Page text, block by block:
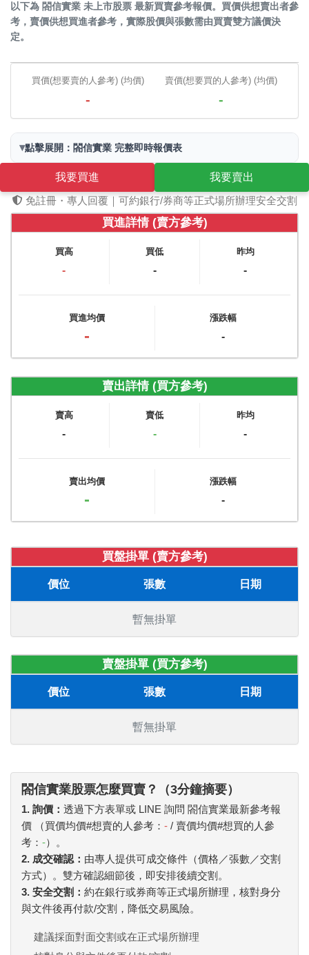
以下為 閤信實業 未上市股票 最新買賣參考報價。買價供想賣出者參
考，賣價供想買進者參考，實際股價與張數需由買賣雙方議價決
定。
買價(想要賣的人參考) (均價)
-
賣價(想要買的人參考) (均價)
-
▾點擊展開：閤信實業 完整即時報價表
我要買進
我要賣出
免註冊・專人回覆｜可約銀行/券商等正式場所辦理安全交割
買進詳情 (賣方參考)
買高
-
買低
-
昨均
-
買進均價
-
漲跌幅
-
賣出詳情 (買方參考)
賣高
-
賣低
-
昨均
-
賣出均價
-
漲跌幅
-
買盤掛單 (賣方參考)
價位 張數 日期
暫無掛單
賣盤掛單 (買方參考)
價位 張數 日期
暫無掛單
閤信實業股票怎麼買賣？（3分鐘摘要）
1. 詢價： 透過下方表單或 LINE 詢問 閤信實業最新參考報
價 （買價均價#想賣的人參考： - / 賣價均價#想買的人參
考： -）。
2. 成交確認： 由專人提供可成交條件（價格／張數／交割
方式）。雙方確認細節後，即安排後續交割。
3. 安全交割： 約在銀行或券商等正式場所辦理，核對身分
與文件後再付款/交割，降低交易風險。
建議採面對面交割或在正式場所辦理